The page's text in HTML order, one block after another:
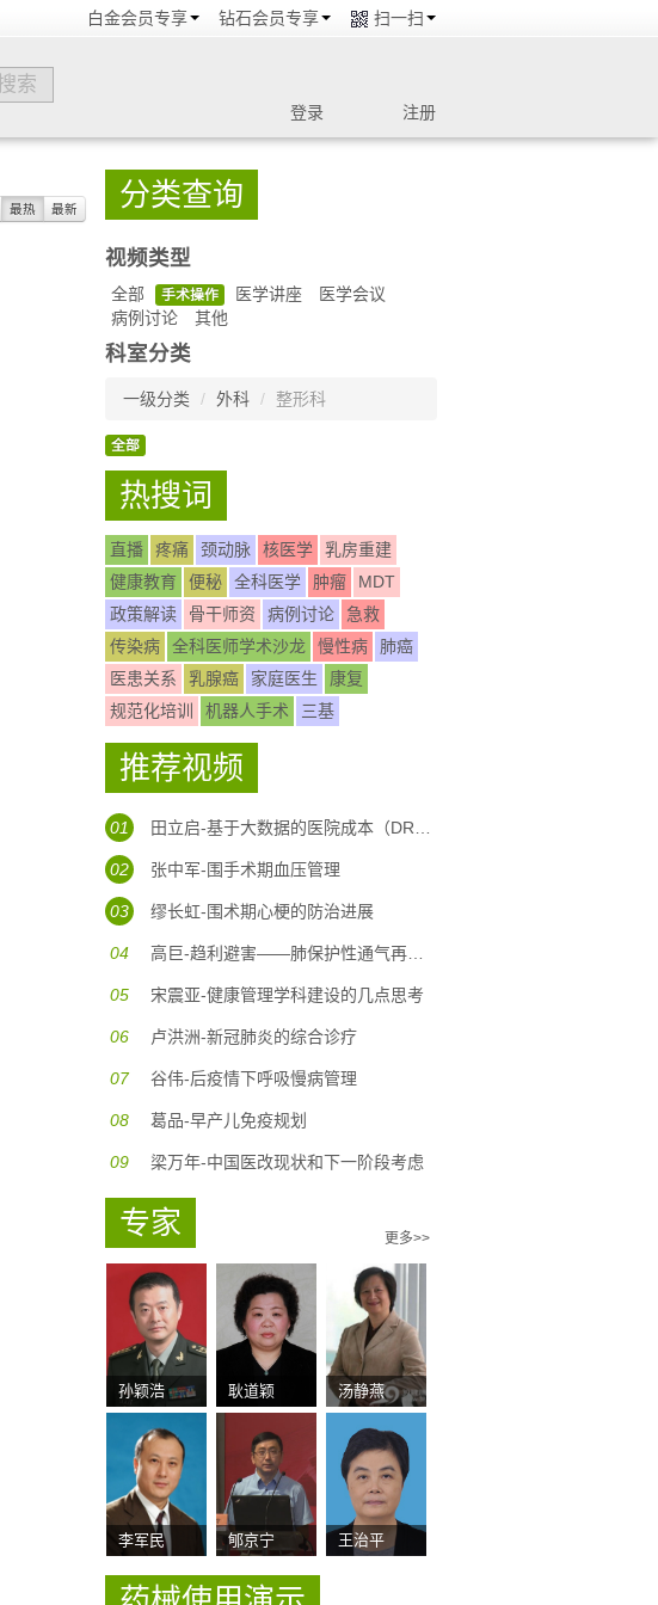
白金会员专享 钻石会员专享 扫一扫
登录 注册
最热 最新 分类查询
视频类型
全部 手术操作 医学讲座
医学会议
病例讨论
其他
科室分类
一级分类 / 外科 / 整形科
全部
热搜词
直播 疼痛 颈动脉 核医学
乳房重建
健康教育
便秘 全科医学 肿瘤
MDT
政策解读
骨干师资 病例讨论
急救
传染病
全科医师学术沙龙 慢性病
肺癌
医患关系
乳腺癌 家庭医生
康复
规范化培训
机器人手术 三基
推荐视频
01 田立启-基于大数据的医院成本（DRG DIP)核算体系构建
02 张中军-围手术期血压管理
03 缪长虹-围术期心梗的防治进展
04 高巨-趋利避害——肺保护性通气再认识
05 宋震亚-健康管理学科建设的几点思考
06 卢洪洲-新冠肺炎的综合诊疗
07 谷伟-后疫情下呼吸慢病管理
08 葛品-早产儿免疫规划
09 梁万年-中国医改现状和下一阶段考虑
专家 更多>>
孙颖浩 耿道颖 汤静燕
李军民 郇京宁 王治平